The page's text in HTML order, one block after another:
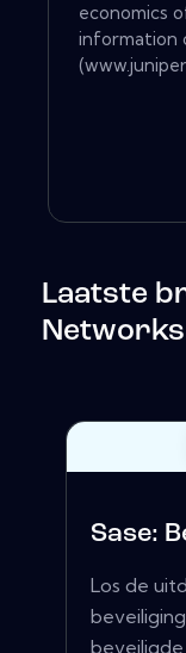
economics
information
Laatste
Networks
Sase:
Los de